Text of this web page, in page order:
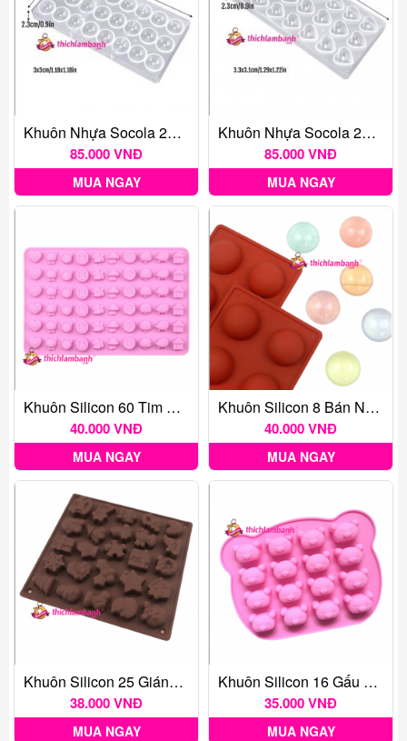
Khuôn Nhựa Socola 24 Viên Bán Cầu
85.000 VNĐ
MUA NGAY
Khuôn Nhựa Socola 21 Viên Hình Trái Tim
85.000 VNĐ
MUA NGAY
Khuôn Silicon 60 Tim Cáo
40.000 VNĐ
MUA NGAY
Khuôn Silicon 8 Bán Nguyệt
40.000 VNĐ
MUA NGAY
Khuôn Silicon 25 Giáng Sinh
38.000 VNĐ
MUA NGAY
Khuôn Silicon 16 Gấu Cười
35.000 VNĐ
MUA NGAY